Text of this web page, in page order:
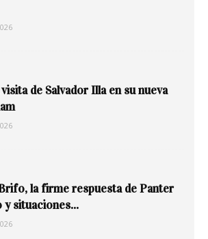
de Salvador Illa en su nueva
la firme respuesta de Panter
situaciones...